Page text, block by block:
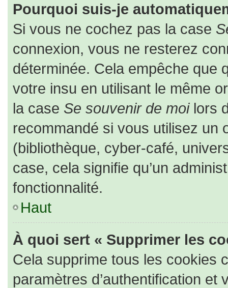
Pourquoi suis-je
Si vous ne cochez pas la case
connexion, vous ne resterez
déterminée. Cela empêche que
votre insu en utilisant le même
la case Se souvenir de moilors
recommandé si vous utilisez un
(bibliothèque, cyber-café,
case, cela signifie qu’un
fonctionnalité.
Haut
À quoi sert « Supprimer les
Cela supprime tous les cookies
paramètres d’authentification